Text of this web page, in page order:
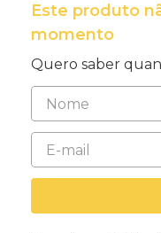
Este produto
momento
Quero saber